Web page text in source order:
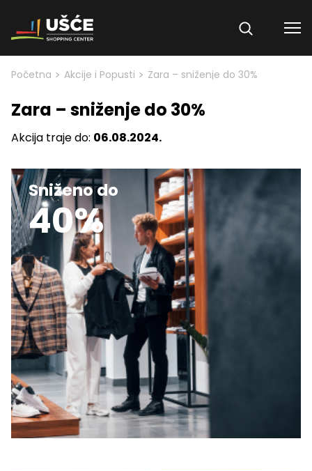
Skip to content
Početna > Akcije i Popusti > Zara – sniženje do 30%
Zara – sniženje do 30%
Akcija traje do: 06.08.2024.
Sniženo do
40%